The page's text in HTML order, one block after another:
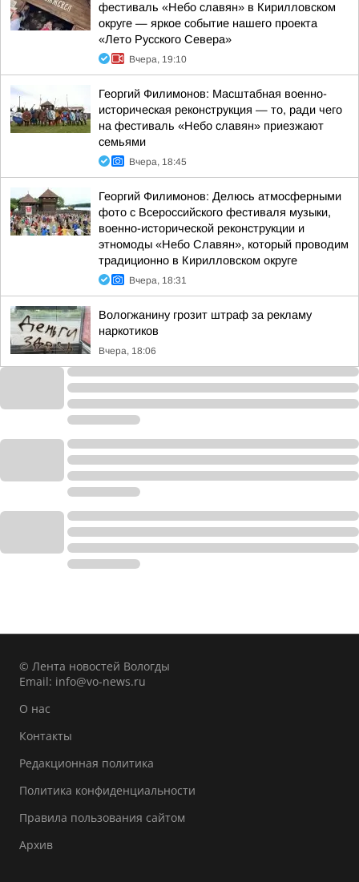
фестиваль «Небо славян» в Кирилловском
округе — яркое событие нашего проекта
«Лето Русского Севера»
Вчера, 19:10
Георгий Филимонов: Масштабная военно-
историческая реконструкция — то, ради чего
на фестиваль «Небо славян» приезжают
семьями
Вчера, 18:45
Георгий Филимонов: Делюсь атмосферными
фото с Всероссийского фестиваля музыки,
военно-исторической реконструкции и
этномоды «Небо Славян», который проводим
традиционно в Кирилловском округе
Вчера, 18:31
Вологжанину грозит штраф за рекламу
наркотиков
Вчера, 18:06
© Лента новостей Вологды
Email: info@vo-news.ru
О нас
Контакты
Редакционная политика
Политика конфиденциальности
Правила пользования сайтом
Архив